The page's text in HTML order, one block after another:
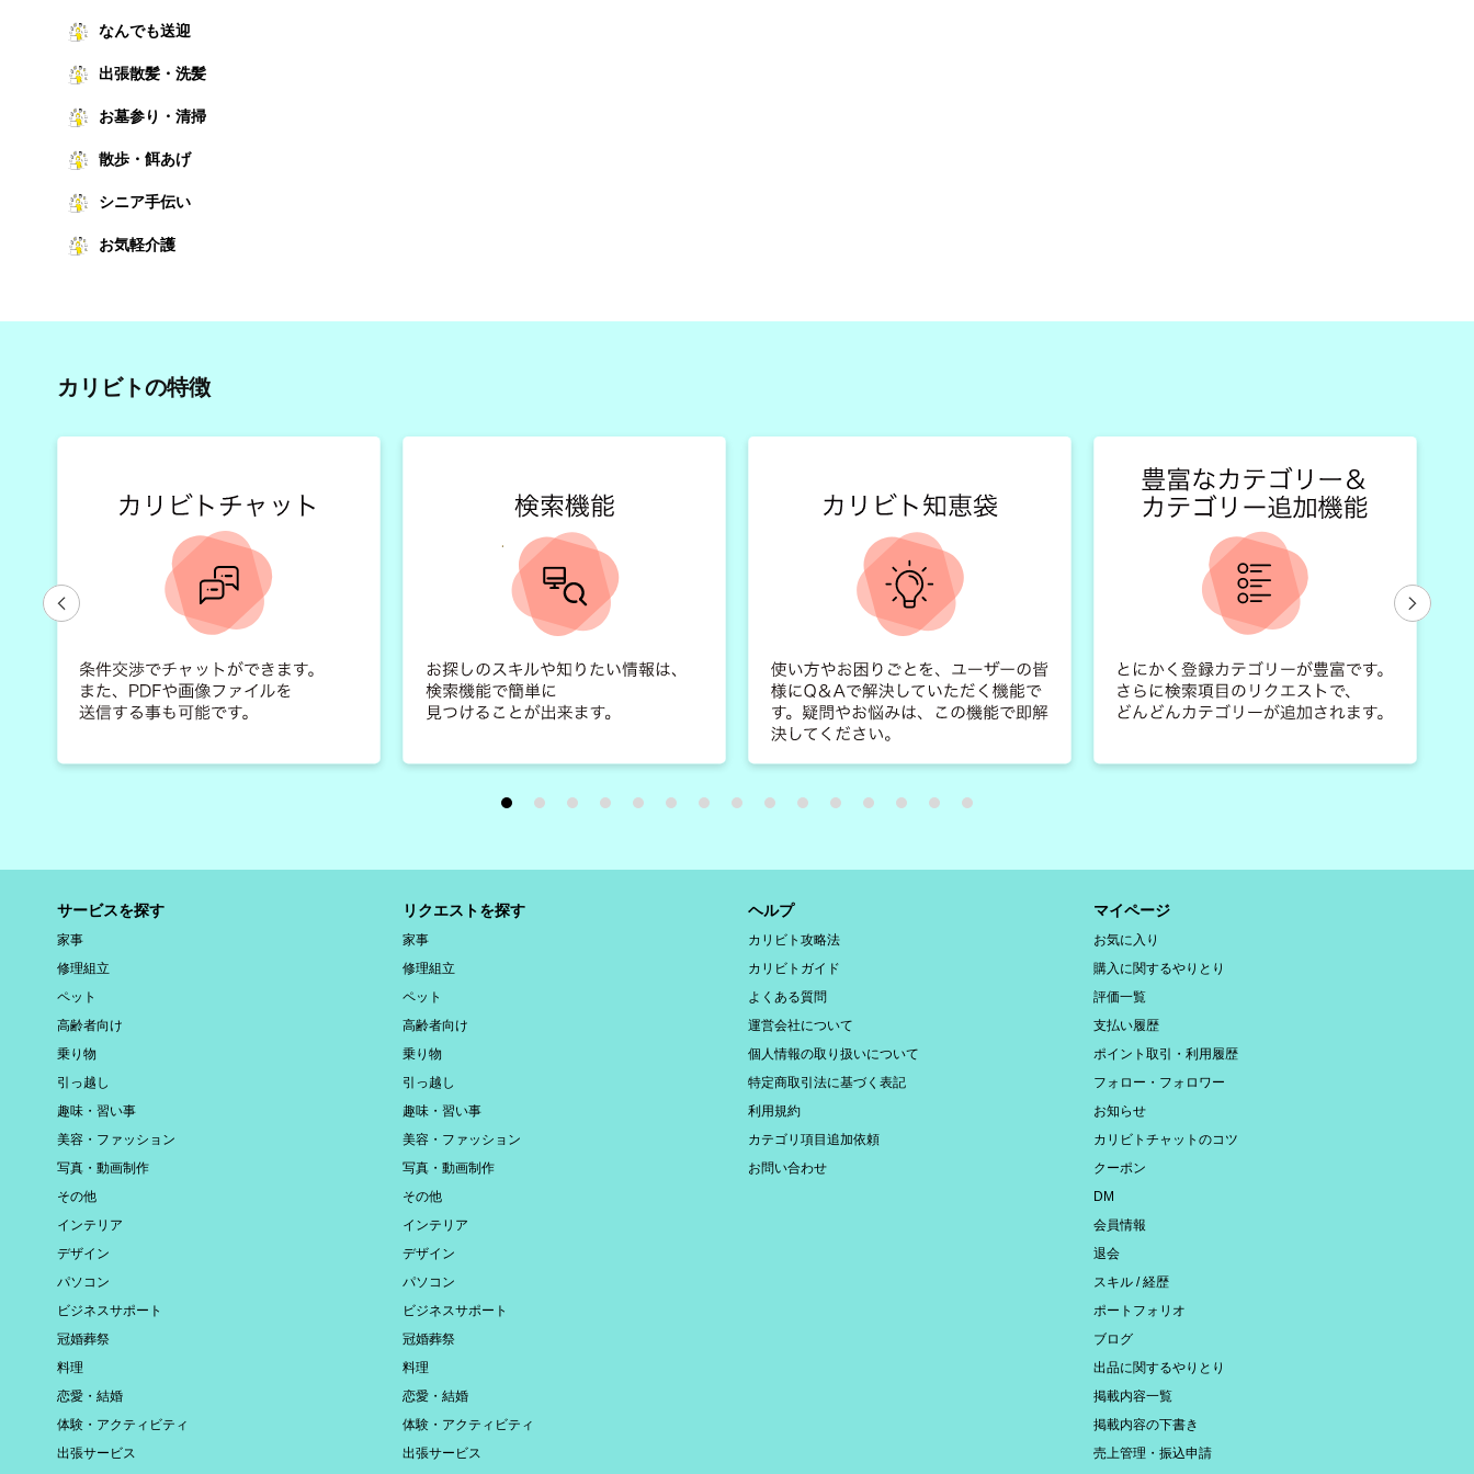
なんでも送迎
出張散髪・洗髪
お墓参り・清掃
散歩・餌あげ
シニア手伝い
お気軽介護
カリビトの特徴
サービスを探す
家事
修理組立
ペット
高齢者向け
乗り物
引っ越し
趣味・習い事
美容・ファッション
写真・動画制作
その他
インテリア
デザイン
パソコン
ビジネスサポート
冠婚葬祭
料理
恋愛・結婚
体験・アクティビティ
出張サービス
リクエストを探す
家事
修理組立
ペット
高齢者向け
乗り物
引っ越し
趣味・習い事
美容・ファッション
写真・動画制作
その他
インテリア
デザイン
パソコン
ビジネスサポート
冠婚葬祭
料理
恋愛・結婚
体験・アクティビティ
出張サービス
ヘルプ
カリビト攻略法
カリビトガイド
よくある質問
運営会社について
個人情報の取り扱いについて
特定商取引法に基づく表記
利用規約
カテゴリ項目追加依頼
お問い合わせ
マイページ
お気に入り
購入に関するやりとり
評価一覧
支払い履歴
ポイント取引・利用履歴
フォロー・フォロワー
お知らせ
カリビトチャットのコツ
クーポン
DM
会員情報
退会
スキル / 経歴
ポートフォリオ
ブログ
出品に関するやりとり
掲載内容一覧
掲載内容の下書き
売上管理・振込申請